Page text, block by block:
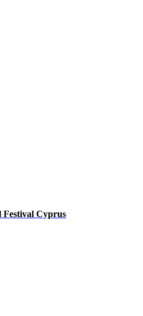
Festival Cyprus